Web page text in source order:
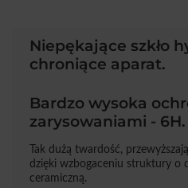
Niepękające szkło
chroniące aparat.
Bardzo wysoka
zarysowaniami - 6H.
Tak dużą twardość,
dzięki wzbogaceniu struktury o
ceramiczną.